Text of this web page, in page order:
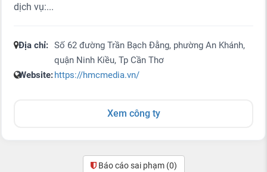
dịch vụ:...
Địa chỉ: Số 62 đường Trần Bạch Đằng, phường An Khánh,
quận Ninh Kiều, Tp Cần Thơ
Website:https://hmcmedia.vn/
Xem công ty
Báo cáo sai phạm (0)